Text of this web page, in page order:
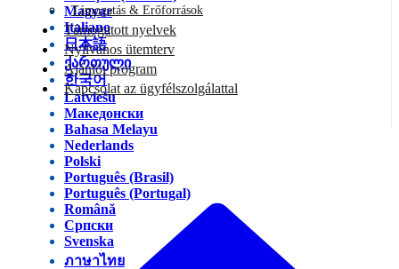
Magyar
Italiano
日本語
ქართული
한국어
Latviešu
Македонски
Bahasa Melayu
Nederlands
Polski
Português (Brasil)
Português (Portugal)
Română
Српски
Svenska
ภาษาไทย
Támogatás & Erőforrások
Támogatott nyelvek
Nyilvános ütemterv
Ajánlói program
Kapcsolat az ügyfélszolgálattal